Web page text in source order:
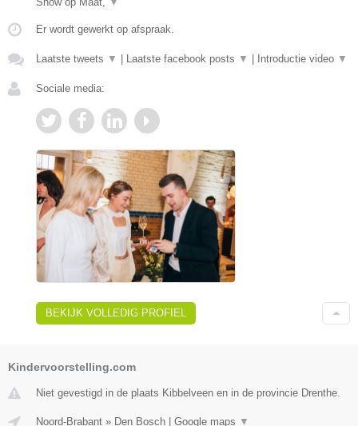
Er wordt gewerkt op afspraak.
Laatste tweets ▼ Laatste facebook posts ▼ Introductie video ▼
Sociale media:
BEKIJK VOLLEDIG PROFIEL
Kindervoorstelling.com
Niet gevestigd in de plaats Kibbelveen en in de provincie Drenthe.
Noord-Brabant » Den Bosch Google maps ▼